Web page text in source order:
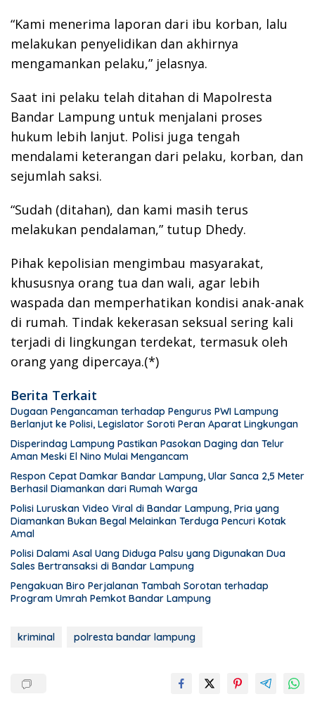
“Kami menerima laporan dari ibu korban, lalu
melakukan penyelidikan dan akhirnya
mengamankan pelaku,” jelasnya.
Saat ini pelaku telah ditahan di Mapolresta
Bandar Lampung untuk menjalani proses
hukum lebih lanjut. Polisi juga tengah
mendalami keterangan dari pelaku, korban, dan
sejumlah saksi.
“Sudah (ditahan), dan kami masih terus
melakukan pendalaman,” tutup Dhedy.
Pihak kepolisian mengimbau masyarakat,
khususnya orang tua dan wali, agar lebih
waspada dan memperhatikan kondisi anak-anak
di rumah. Tindak kekerasan seksual sering kali
terjadi di lingkungan terdekat, termasuk oleh
orang yang dipercaya.(*)
Berita Terkait
Dugaan Pengancaman terhadap Pengurus PWI Lampung
Berlanjut ke Polisi, Legislator Soroti Peran Aparat Lingkungan
Disperindag Lampung Pastikan Pasokan Daging dan Telur
Aman Meski El Nino Mulai Mengancam
Respon Cepat Damkar Bandar Lampung, Ular Sanca 2,5 Meter
Berhasil Diamankan dari Rumah Warga
Polisi Luruskan Video Viral di Bandar Lampung, Pria yang
Diamankan Bukan Begal Melainkan Terduga Pencuri Kotak
Amal
Polisi Dalami Asal Uang Diduga Palsu yang Digunakan Dua
Sales Bertransaksi di Bandar Lampung
Pengakuan Biro Perjalanan Tambah Sorotan terhadap
Program Umrah Pemkot Bandar Lampung
kriminal polresta bandar lampung